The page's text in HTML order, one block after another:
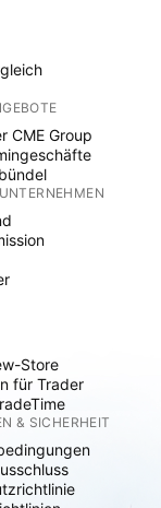
CME Group
Store
für Trader
& SICHERHEIT